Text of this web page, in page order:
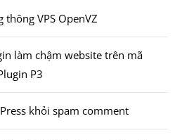
VPS OpenVZ
làm chậm website trên mã
P3
khỏi spam comment